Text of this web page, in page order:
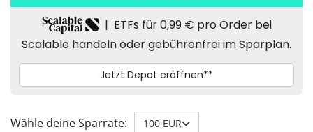
Wähle deine Sparrate: 100 EUR